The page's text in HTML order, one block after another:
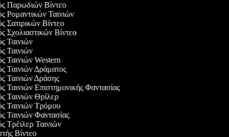
Παρωδιών Βίντεο
Ρομαντικών Ταινιών
Σατιρικών Βίντεο
Σχολιαστικών Βίντεο
Ταινιών
Ταινιών
Ταινιών Western
Ταινιών Δράματος
Ταινιών Δράσης
Ταινιών Επιστημονικής Φαντασίας
Ταινιών Θρίλερ
Ταινιών Τρόμου
Ταινιών Φαντασίας
Τρέιλερ Ταινιών
Βίντεο